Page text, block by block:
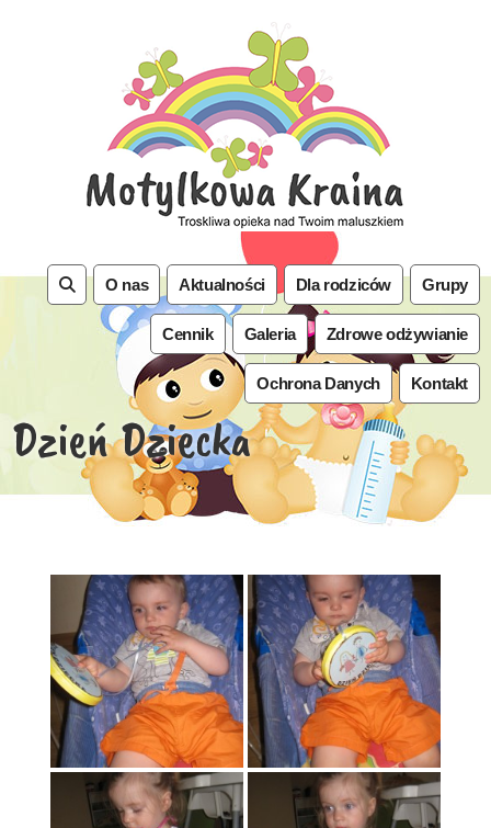
O nas Aktualności Dla rodziców Grupy
Cennik Galeria Zdrowe odżywianie
Ochrona Danych Kontakt
Dzień Dziecka